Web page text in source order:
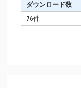
ダウンロード数
76件